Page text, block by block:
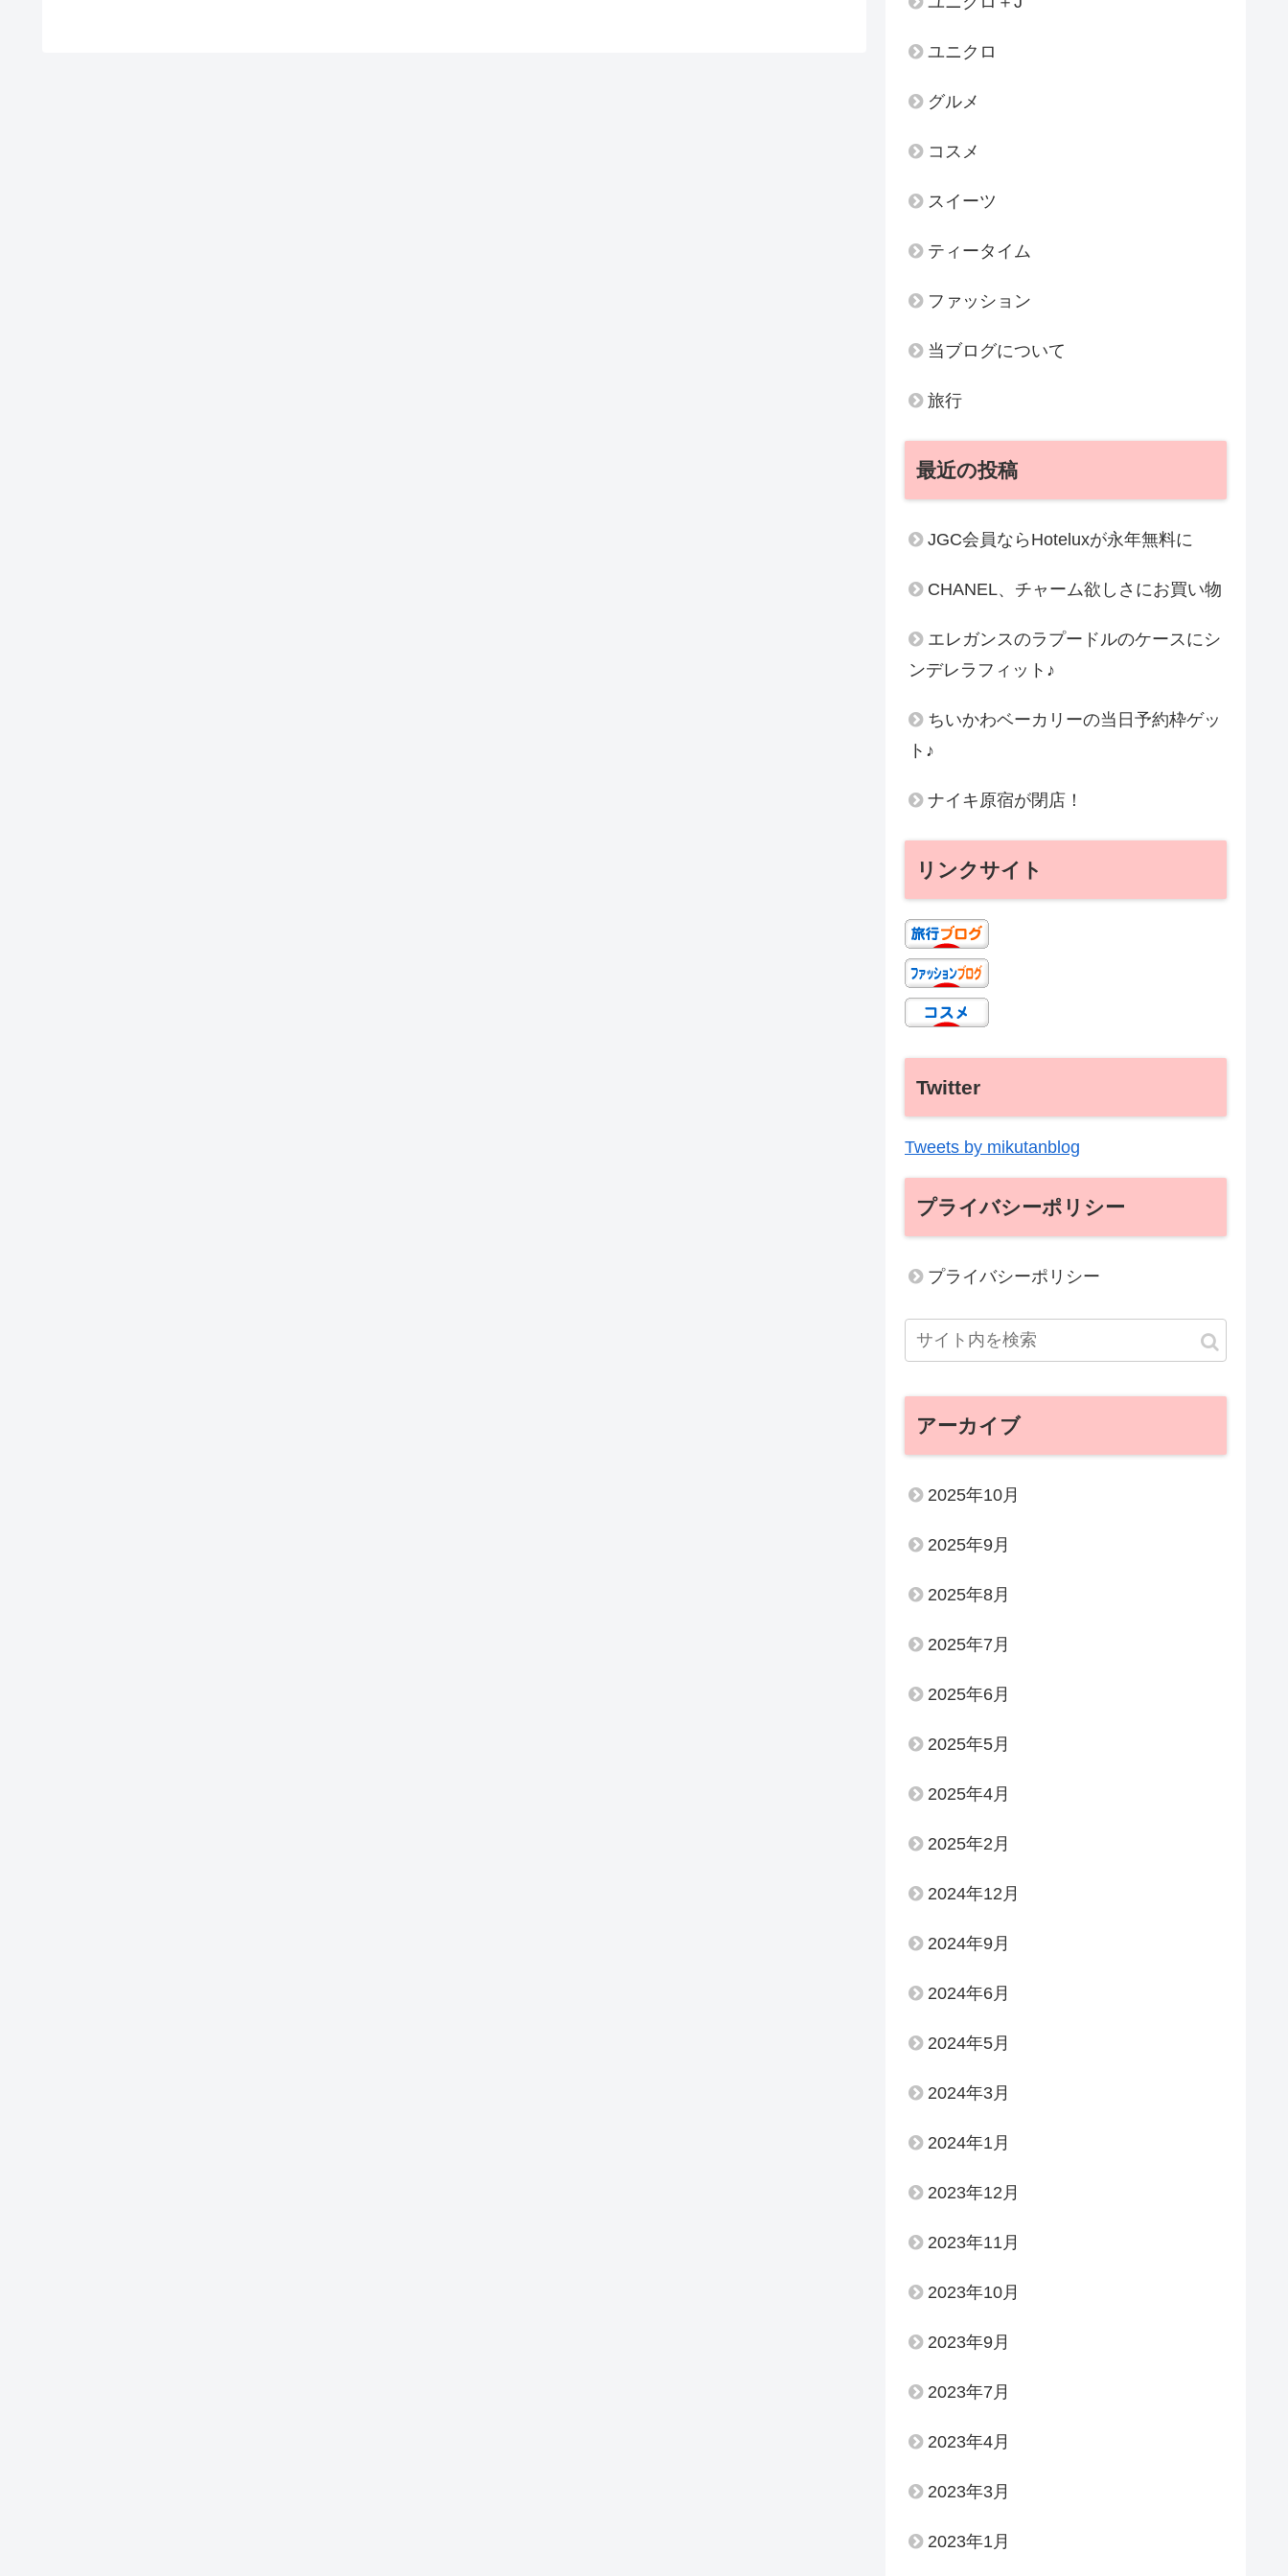
ユニクロ
グルメ
コスメ
スイーツ
ティータイム
ファッション
当ブログについて
旅行
最近の投稿
JGC会員ならHoteluxが永年無料に
CHANEL、チャーム欲しさにお買い物
エレガンスのラプードルのケースにシ
ンデレラフィット♪
ちいかわベーカリーの当日予約枠ゲッ
ト♪
ナイキ原宿が閉店！
リンクサイト
Twitter
Tweets by mikutanblog
プライバシーポリシー
プライバシーポリシー
アーカイブ
2025年10月
2025年9月
2025年8月
2025年7月
2025年6月
2025年5月
2025年4月
2025年2月
2024年12月
2024年9月
2024年6月
2024年5月
2024年3月
2024年1月
2023年12月
2023年11月
2023年10月
2023年9月
2023年7月
2023年4月
2023年3月
2023年1月